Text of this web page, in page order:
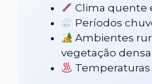
Clima quente
Períodos
Ambientes
vegetação densa
Temperaturas